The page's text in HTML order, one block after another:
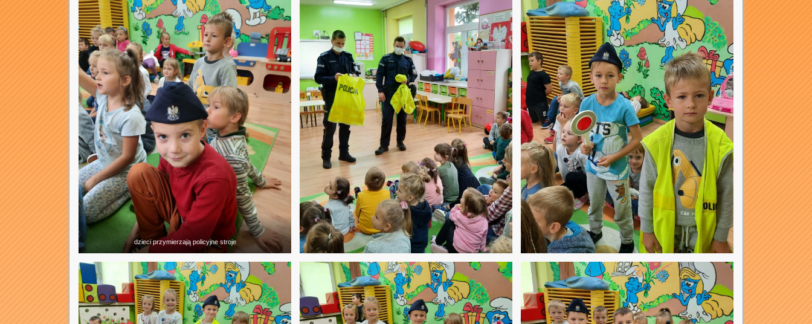
dzieci przymierzają policyjne stroje